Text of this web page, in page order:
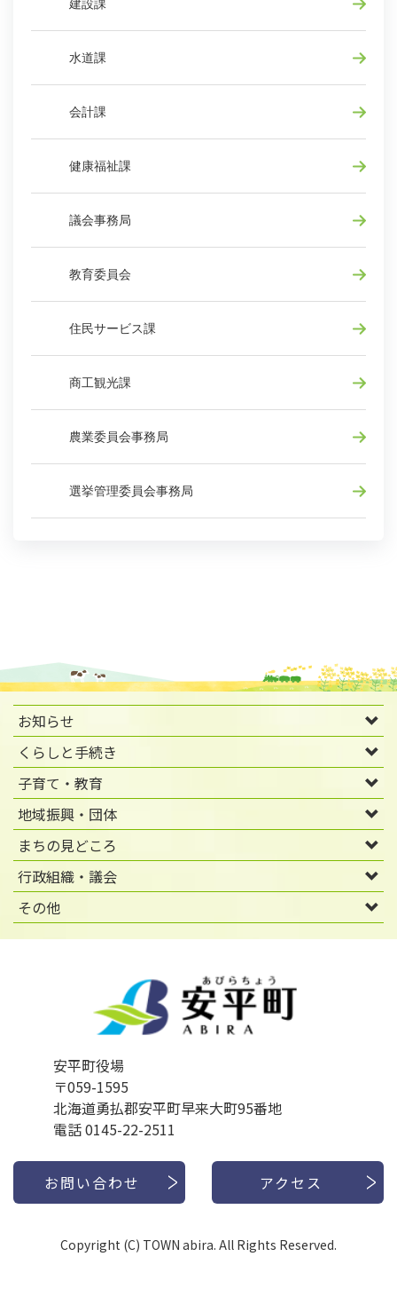
建設課
水道課
会計課
健康福祉課
議会事務局
教育委員会
住民サービス課
商工観光課
農業委員会事務局
選挙管理委員会事務局
お知らせ
くらしと手続き
子育て・教育
地域振興・団体
まちの見どころ
行政組織・議会
その他
安平町役場
〒059-1595
北海道勇払郡安平町早来大町95番地
電話 0145-22-2511
お問い合わせ アクセス
Copyright (C) TOWN abira. All Rights Reserved.